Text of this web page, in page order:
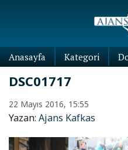
Anasayfa Kategori
DSC01717
22 Mayıs 2016, 15:55
Yazan: Ajans Kafkas